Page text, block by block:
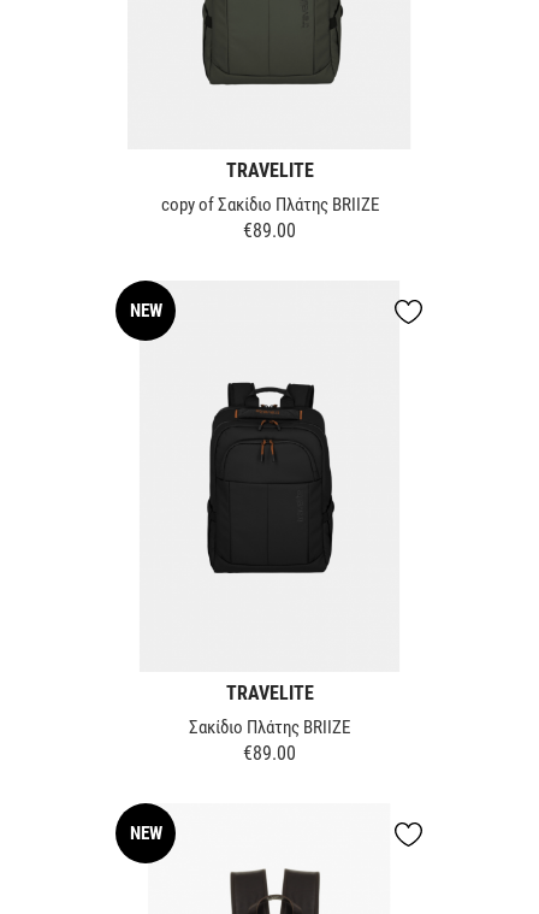
TRAVELITE
copy of Σακίδιο Πλάτης BRIIZE
Price
€89.00
NEW
TRAVELITE
Σακίδιο Πλάτης BRIIZE
Price
€89.00
NEW